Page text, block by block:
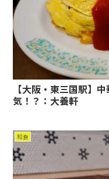
【大阪・東三国駅】
気！？：大養軒
和食